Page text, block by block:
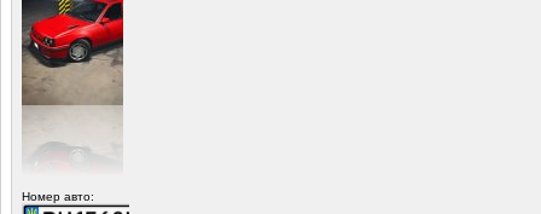
Номер авто: